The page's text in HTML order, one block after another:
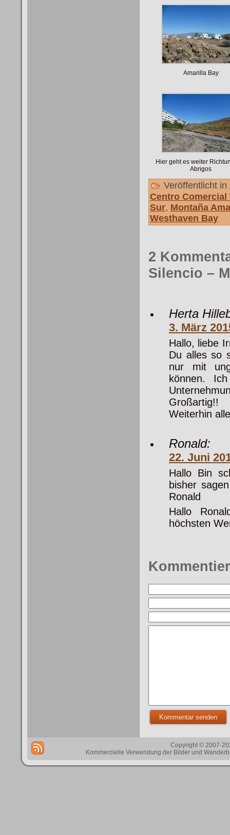
Amarilla Bay
Hier geht es weiter
Abrigos
Veröffentlicht in
Centro Comercial
Sur, Montaña
Westhaven Bay
2
Silencio –
Herta
3. März
Hallo, liebe
Du alles so
nur mit
können.
Großartig!!
Weiterhin
Ronald:
22. Juni
Hallo Bin
bisher
Ronald
Hallo
höchsten
Copyright © 2007-
Kommerzielle Verwendung der Bilder und